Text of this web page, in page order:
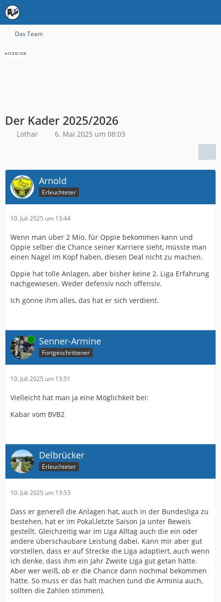
Das Team
Der Kader 2025/2026
Lothar 6. Mai 2025 um 08:03
Arnold
Erleuchteter
10. Juli 2025 um 13:44
Wenn man über 2 Mio. für Oppie bekommen kann und
Oppie selber die Chance seiner Karriere sieht, müsste man
einen Nagel im Kopf haben, diesen Deal nicht zu machen.
Oppie hat tolle Anlagen, aber bisher keine 2. Liga Erfahrung
nachgewiesen. Weder defensiv noch offensiv.
Ich gönne ihm alles, das hat er sich verdient.
Online Senner-Armine
Fortgeschrittener
10. Juli 2025 um 13:51
Vielleicht hat man ja eine Möglichkeit bei:
Kabar vom BVB2
Delbrücker
Erleuchteter
10. Juli 2025 um 13:53
Dass er generell die Anlagen hat, auch in der Bundesliga zu
bestehen, hat er im Pokal,letzte Saison ja unter Beweis
gestellt. Gleichzeitig war im Liga Alltag auch die ein oder
andere überschaubare Leistung dabei. Kann mir aber gut
vorstellen, dass er auf Strecke die Liga adaptiert, auch wenn
ich denke, dass ihm ein Jahr Zweite Liga gut getan hätte.
Aber wer weiß, ob er die Chance dann nochmal bekommen
hätte. So muss er das halt machen (und die Arminia auch,
sollten die Zahlen stimmen).